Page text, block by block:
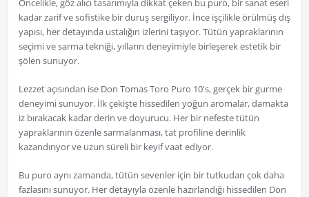
Öncelikle, göz alıcı tasarımıyla dikkat çeken bu puro, bir sanat eseri
kadar zarif ve sofistike bir duruş sergiliyor. İnce işçilikle örülmüş dış
yapısı, her detayında ustalığın izlerini taşıyor. Tütün yapraklarının
seçimi ve sarma tekniği, yılların deneyimiyle birleşerek estetik bir
şölen sunuyor.
Lezzet açısından ise Don Tomas Toro Puro 10's, gerçek bir gurme
deneyimi sunuyor. İlk çekişte hissedilen yoğun aromalar, damakta
iz bırakacak kadar derin ve doyurucu. Her bir nefeste tütün
yapraklarının özenle sarmalanması, tat profiline derinlik
kazandırıyor ve uzun süreli bir keyif vaat ediyor.
Bu puro aynı zamanda, tütün sevenler için bir tutkudan çok daha
fazlasını sunuyor. Her detayıyla özenle hazırlandığı hissedilen Don